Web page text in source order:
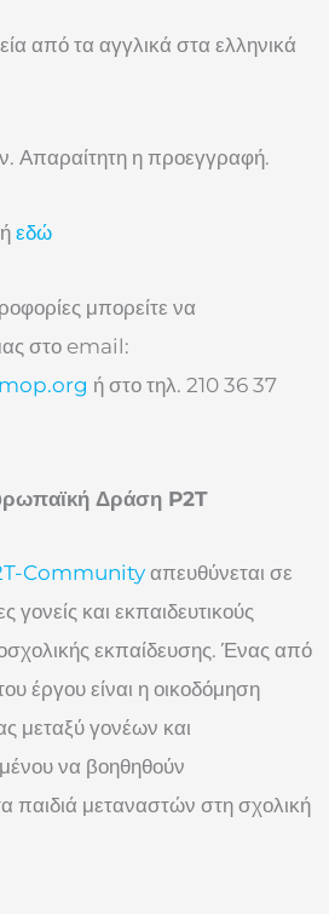
από τα αγγλικά στα ελληνικά
Απαραίτητη η προεγγραφή.
εδώ
μπορείτε να
στο email:
ή στο τηλ. 210 36 37
Δράση P2T
Community απευθύνεται σε
και εκπαιδευτικούς
εκπαίδευσης. Ένας από
έργου είναι η οικοδόμηση
μεταξύ γονέων και
να βοηθηθούν
παιδιά μεταναστών στη σχολική